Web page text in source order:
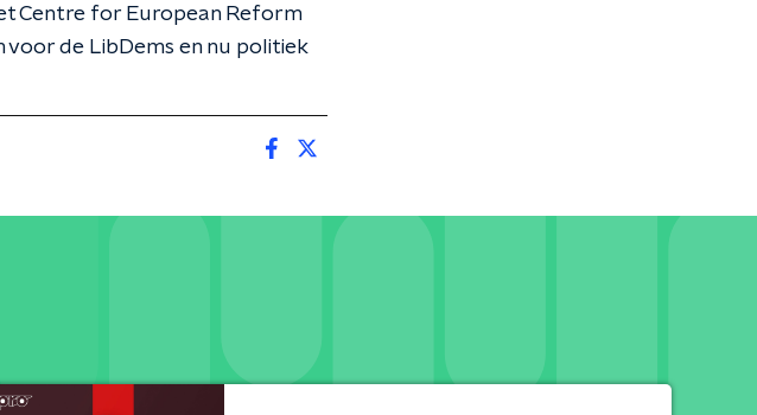
Centre for European Reform
voor de LibDems en nu politiek